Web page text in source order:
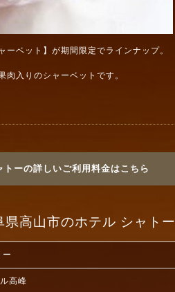
ベット】が期間限定でラインナップ。
入りのシャーベットです。
トーの詳しいご利用料金はこちら
高山市のホテル シャトー
ー
高峰